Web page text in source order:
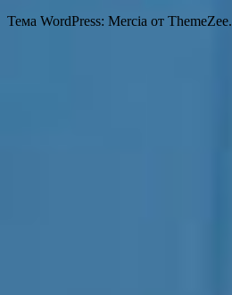
Тема WordPress: Mercia от ThemeZee.